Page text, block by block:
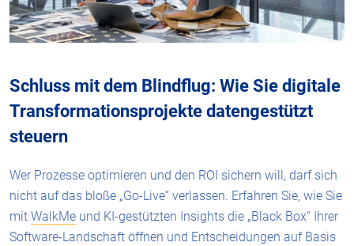
Schluss mit dem Blindflug: Wie Sie digitale
Transformationsprojekte datengestützt
steuern
Wer Prozesse optimieren und den ROI sichern will, darf sich
nicht auf das bloße „Go-Live“ verlassen. Erfahren Sie, wie Sie
mit WalkMe und KI-gestützten Insights die „Black Box“ Ihrer
Software-Landschaft öffnen und Entscheidungen auf Basis